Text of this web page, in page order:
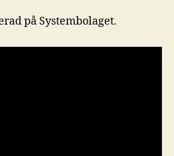
på Systembolaget.